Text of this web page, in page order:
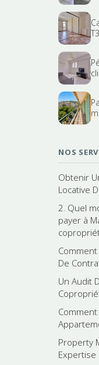
NOS
Obtenir
Locative
2. Quel
payer à
De
Un Audit
Property
Expertise